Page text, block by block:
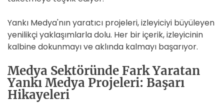
Yankı Medya'nın yaratıcı projeleri, izleyiciyi büyüleyen
yenilikçi yaklaşımlarla dolu. Her bir içerik, izleyicinin
kalbine dokunmayı ve aklında kalmayı başarıyor.
Medya Sektöründe Fark Yaratan
Yankı Medya Projeleri: Başarı
Hikayeleri